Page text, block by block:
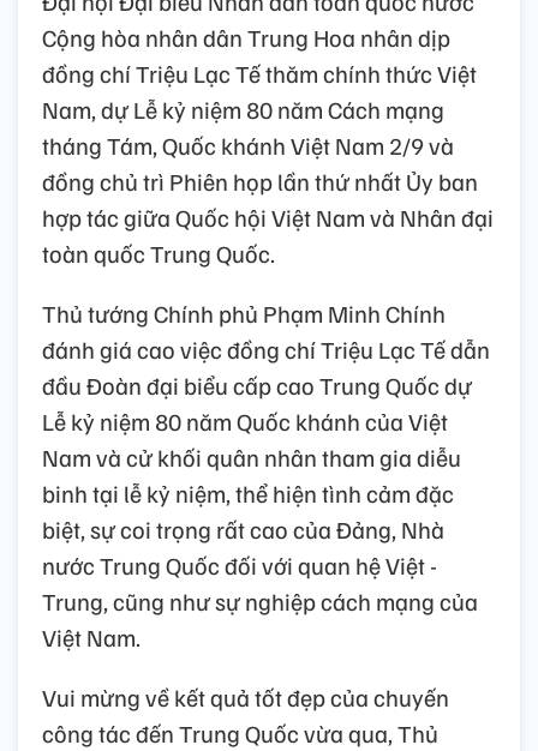
Cộng hòa nhân dân Trung Hoa nhân dịp
đồng chí Triệu Lạc Tế thăm chính thức Việt
Nam, dự Lễ kỷ niệm 80 năm Cách mạng
tháng Tám, Quốc khánh Việt Nam 2/9 và
đồng chủ trì Phiên họp lần thứ nhất Ủy ban
hợp tác giữa Quốc hội Việt Nam và Nhân đại
toàn quốc Trung Quốc.
Thủ tướng Chính phủ Phạm Minh Chính
đánh giá cao việc đồng chí Triệu Lạc Tế dẫn
đầu Đoàn đại biểu cấp cao Trung Quốc dự
Lễ kỷ niệm 80 năm Quốc khánh của Việt
Nam và cử khối quân nhân tham gia diễu
binh tại lễ kỷ niệm, thể hiện tình cảm đặc
biệt, sự coi trọng rất cao của Đảng, Nhà
nước Trung Quốc đối với quan hệ Việt -
Trung, cũng như sự nghiệp cách mạng của
Việt Nam.
Vui mừng về kết quả tốt đẹp của chuyến
công tác đến Trung Quốc vừa qua, Thủ